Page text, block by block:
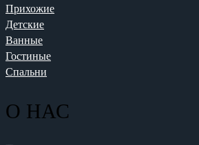
Прихожие
Детские
Ванные
Гостиные
Спальни
О НАС